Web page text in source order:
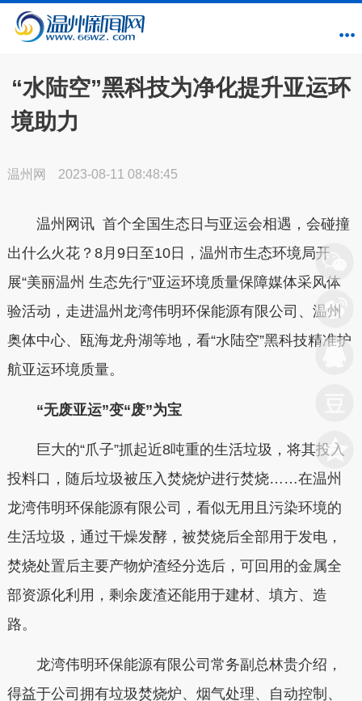
“水陆空”黑科技为净化提升亚运环
境助力
温州网 2023-08-11 08:48:45
温州网讯 首个全国生态日与亚运会相遇，会碰撞
出什么火花？8月9日至10日，温州市生态环境局开
展“美丽温州 生态先行”亚运环境质量保障媒体采风体
验活动，走进温州龙湾伟明环保能源有限公司、温州
奥体中心、瓯海龙舟湖等地，看“水陆空”黑科技精准护
航亚运环境质量。
“无废亚运”变“废”为宝
巨大的“爪子”抓起近8吨重的生活垃圾，将其投入
投料口，随后垃圾被压入焚烧炉进行焚烧……在温州
龙湾伟明环保能源有限公司，看似无用且污染环境的
生活垃圾，通过干燥发酵，被焚烧后全部用于发电，
焚烧处置后主要产物炉渣经分选后，可回用的金属全
部资源化利用，剩余废渣还能用于建材、填方、造
路。
龙湾伟明环保能源有限公司常务副总林贵介绍，
得益于公司拥有垃圾焚烧炉、烟气处理、自动控制、